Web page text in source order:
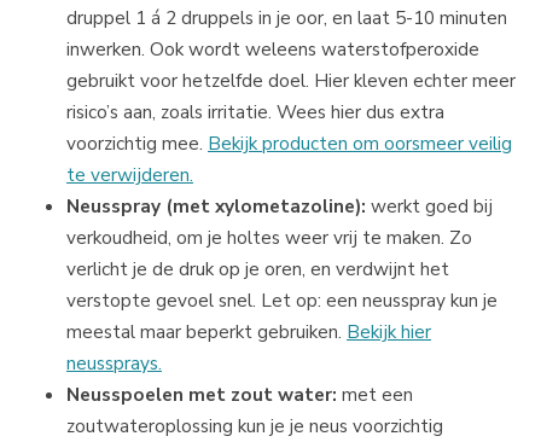
druppel 1 á 2 druppels in je oor, en laat 5-10 minuten
inwerken. Ook wordt weleens waterstofperoxide
gebruikt voor hetzelfde doel. Hier kleven echter meer
risico’s aan, zoals irritatie. Wees hier dus extra
voorzichtig mee. Bekijk producten om oorsmeer veilig
te verwijderen.
Neusspray (met xylometazoline): werkt goed bij
verkoudheid, om je holtes weer vrij te maken. Zo
verlicht je de druk op je oren, en verdwijnt het
verstopte gevoel snel. Let op: een neusspray kun je
meestal maar beperkt gebruiken. Bekijk hier
neussprays.
Neusspoelen met zout water: met een
zoutwateroplossing kun je je neus voorzichtig